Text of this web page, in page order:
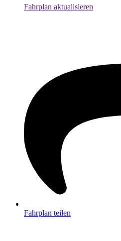
Fahrplan aktualisieren
Fahrplan teilen